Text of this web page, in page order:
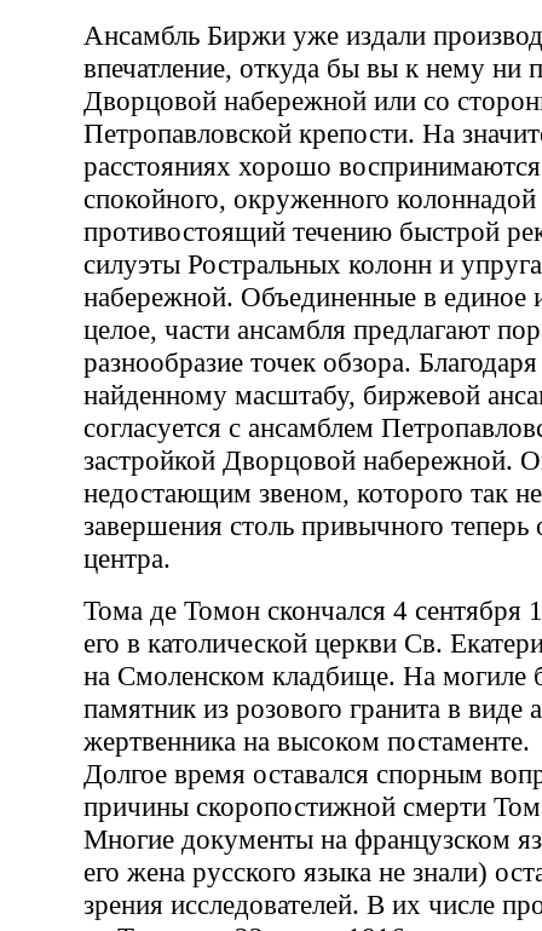
Ансамбль Биржи уже издали
впечатление, откуда бы вы к нему ни
Дворцовой набережной или со
Петропавловской крепости. На
расстояниях хорошо
спокойного, окруженного
противостоящий течению быстрой
силуэты Ростральных колонн и
набережной. Объединенные в единое
целое, части ансамбля предлагают
разнообразие точек обзора.
найденному масштабу, биржевой
согласуется с ансамблем
застройкой Дворцовой набережной.
недостающим звеном, которого так
завершения столь привычного теперь
центра.
Тома де Томон скончался 4 сентября
его в католической церкви Св.
на Смоленском кладбище. На могиле
памятник из розового гранита в виде
жертвенника на высоком постаменте.
Долгое время оставался спорным
причины скоропостижной смерти
Многие документы на французском
его жена русского языка не знали)
зрения исследователей. В их числе